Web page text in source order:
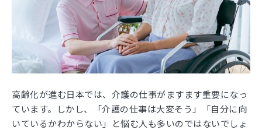
高齢化が進む日本では、介護の仕事がますます重要になっ
ています。しかし、「介護の仕事は大変そう」「自分に向
いているかわからない」と悩む人も多いのではないでしょ